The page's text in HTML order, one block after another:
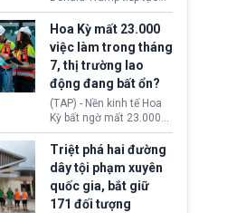
Cục Điều tra Liên bang
(FBI), Cơ quan Tình báo
Trung ương (CIA) và Bộ
Ngoại giao (DOS).
cho rằng, hồ phản chiếu
trước Đài tưởng niệm
Lincoln bị phá hoại. Lãnh
đạo Nhà Trắng yêu cầu
Bộ Tư pháp (DOJ) xem
xét lại quyết định hủy
truy tố những cá nhân bị
nghi ngờ làm hư hại
công trình.
Hoa Kỳ mất 23.000
việc làm trong tháng
7, thị trường lao
động đang bất ổn?
(TAP) - Nền kinh tế Hoa
Kỳ bất ngờ mất 23.000
việc làm vào tháng 7,
cho thấy thị trường lao
động có dấu hiệu suy
yếu sau thời gian duy trì
tương đối ổn định suốt
nửa năm 2026.
Triệt phá hai đường
dây tội phạm xuyên
quốc gia, bắt giữ
171 đối tượng